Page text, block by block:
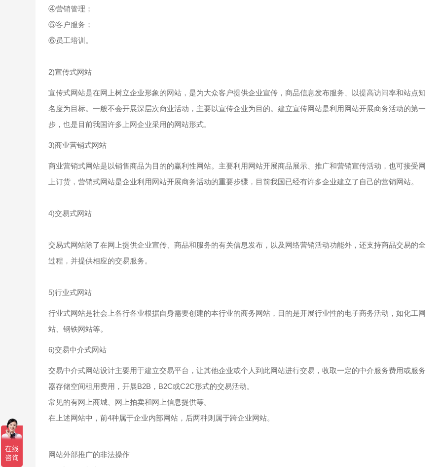
④营销管理；
⑤客户服务；
⑥员工培训。
2)宣传式网站
宣传式网站是在网上树立企业形象的网站，是为大众客户提供企业宣传，商品信息发布服务、以提高访问率和站点知
名度为目标。一般不会开展深层次商业活动，主要以宣传企业为目的。建立宣传网站是利用网站开展商务活动的第一
步，也是目前我国许多上网企业采用的网站形式。
3)商业营销式网站
商业营销式网站是以销售商品为目的的赢利性网站。主要利用网站开展商品展示、推广和营销宣传活动，也可接受网
上订货，营销式网站是企业利用网站开展商务活动的重要步骤，目前我国已经有许多企业建立了自己的营销网站。
4)交易式网站
交易式网站除了在网上提供企业宣传、商品和服务的有关信息发布，以及网络营销活动功能外，还支持商品交易的全
过程，并提供相应的交易服务。
5)行业式网站
行业式网站是社会上各行各业根据自身需要创建的本行业的商务网站，目的是开展行业性的电子商务活动，如化工网
站、钢铁网站等。
6)交易中介式网站
交易中介式网站设计主要用于建立交易平台，让其他企业或个人到此网站进行交易，收取一定的中介服务费用或服务
器存储空间租用费用，开展B2B，B2C或C2C形式的交易活动。
常见的有网上商城、网上拍卖和网上信息提供等。
在上述网站中，前4种属于企业内部网站，后两种则属于跨企业网站。
网站外部推广的非法操作